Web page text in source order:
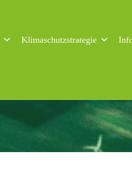
Klimaschutzstrategie